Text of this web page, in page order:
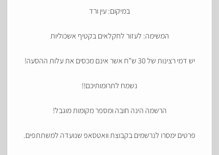
במיקום: עין ורד
המשימה: לעזור לחקלאים בקטיף אשכוליות
יש דמי רצינות של 30 ש"ח אשר אינם מכסים את עלות ההסעה!
נשמח לתרומותיכם!!
הרשמה הינה חובה ומספר מקומות מוגבל!
פרטים ימסרו לנרשמים בקבוצת וואטסאפ שנועדה למשתתפים.